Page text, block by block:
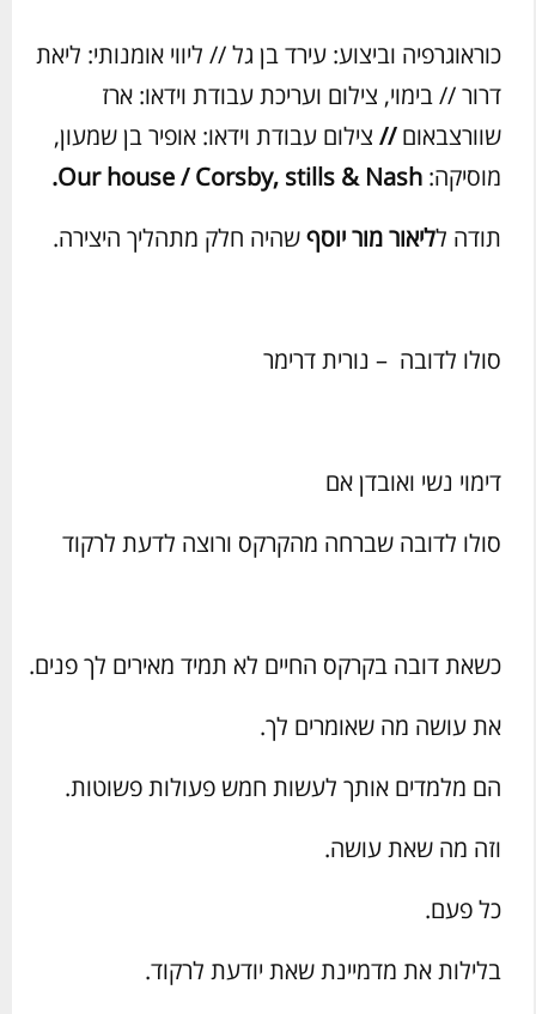
כוראוגרפיה וביצוע: עירד בן גל // ליווי אומנותי: ליאת
דרור // בימוי, צילום ועריכת עבודת וידאו: ארז
שוורצבאום// צילום עבודת וידאו: אופיר בן שמעון,
מוסיקה:
Our house / Corsby, stills & Nash
.
תודה לליאור מור יוסףשהיה חלק מתהליך היצירה.
סולו לדובה – נורית דרימר
דימוי נשי ואובדן אם
סולו לדובה שברחה מהקרקס ורוצה לדעת לרקוד
כשאת דובה בקרקס החיים לא תמיד מאירים לך פנים.
את עושה מה שאומרים לך.
הם מלמדים אותך לעשות חמש פעולות פשוטות.
וזה מה שאת עושה.
כל פעם.
בלילות את מדמיינת שאת יודעת לרקוד.